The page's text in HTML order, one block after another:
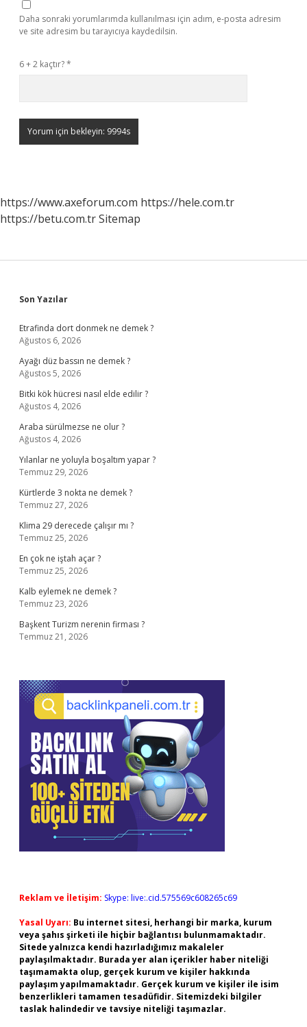
Daha sonraki yorumlarımda kullanılması için adım, e-posta adresim
ve site adresim bu tarayıcıya kaydedilsin.
6 + 2 kaçtır?*
https://www.axeforum.com https://hele.com.tr
https://betu.com.trSitemap
Sidebar
Son Yazılar
Etrafinda dort donmek ne demek ?
Ağustos 6, 2026
Ayağı düz bassın ne demek ?
Ağustos 5, 2026
Bitki kök hücresi nasıl elde edilir ?
Ağustos 4, 2026
Araba sürülmezse ne olur ?
Ağustos 4, 2026
Yılanlar ne yoluyla boşaltım yapar ?
Temmuz 29, 2026
Kürtlerde 3 nokta ne demek ?
Temmuz 27, 2026
Klima 29 derecede çalışır mı ?
Temmuz 25, 2026
En çok ne iştah açar ?
Temmuz 25, 2026
Kalb eylemek ne demek ?
Temmuz 23, 2026
Başkent Turizm nerenin firması ?
Temmuz 21, 2026
Reklam ve İletişim: Skype: live:.cid.575569c608265c69
Yasal Uyarı: Bu internet sitesi, herhangi bir marka, kurum
veya şahıs şirketi ile hiçbir bağlantısı bulunmamaktadır.
Sitede yalnızca kendi hazırladığımız makaleler
paylaşılmaktadır. Burada yer alan içerikler haber niteliği
taşımamakta olup, gerçek kurum ve kişiler hakkında
paylaşım yapılmamaktadır. Gerçek kurum ve kişiler ile isim
benzerlikleri tamamen tesadüfidir. Sitemizdeki bilgiler
taslak halindedir ve tavsiye niteliği taşımazlar.